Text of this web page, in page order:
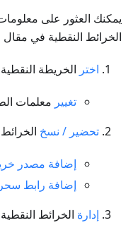
يمكنك العثور على
الخرائط النقطية في مقال
اختر الخريطة
تغيير معلمات
تحضير / نسخ
إضافة مصدر
إضافة رابط
إدارة الخرائط